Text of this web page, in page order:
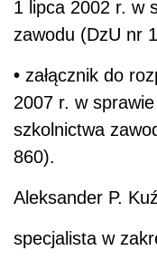
1 lipca 2002 r. w
zawodu (DzU nr
• załącznik do
2007 r. w
szkolnictwa
860).
Aleksander P.
specjalista w